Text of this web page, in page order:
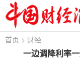
首页 > 财经
一边调降利率